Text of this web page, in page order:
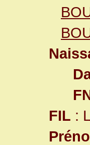
FIL :